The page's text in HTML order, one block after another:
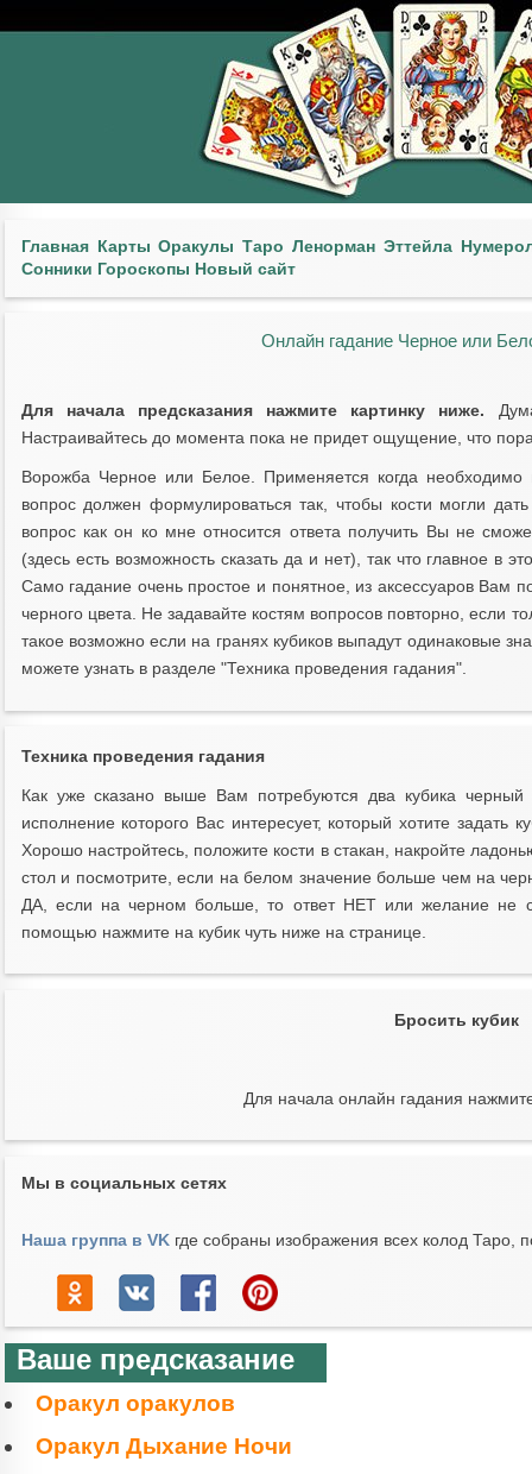
Главная Карты Оракулы Таро Ленорман Эттейла
Сонники Гороскопы Новый сайт
Онлайн гадание Черное или
Для начала предсказания нажмите картинку ниже.
Настраивайтесь до момента пока не придет ощущение, что
Ворожба Черное или Белое. Применяется когда необходимо
вопрос должен формулироваться так, чтобы кости могли
вопрос как он ко мне относится ответа получить Вы не
(здесь есть возможность сказать да и нет), так что главное в
Само гадание очень простое и понятное, из аксессуаров Вам
черного цвета. Не задавайте костям вопросов повторно, если
такое возможно если на гранях кубиков выпадут одинаковые
можете узнать в разделе "Техника проведения гадания".
Техника проведения гадания
Как уже сказано выше Вам потребуются два кубика
исполнение которого Вас интересует, который хотите
Хорошо настройтесь, положите кости в стакан, накройте
стол и посмотрите, если на белом значение больше чем на
ДА, если на черном больше, то ответ НЕТ или желание не
помощью нажмите на кубик чуть ниже на странице.
Бросить кубик
Для начала онлайн гадания
Мы в социальных сетях
Наша группа в VKгде собраны изображения всех колод Таро,
Ваше предсказание
Оракул оракулов
Оракул Дыхание Ночи